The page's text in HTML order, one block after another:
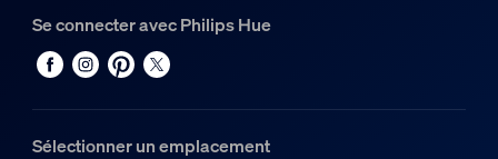
Se connecter avec Philips Hue
Sélectionner un emplacement